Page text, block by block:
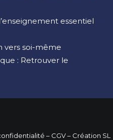
essentiel
vers soi-même
: Retrouver le
– CGV – Création SL